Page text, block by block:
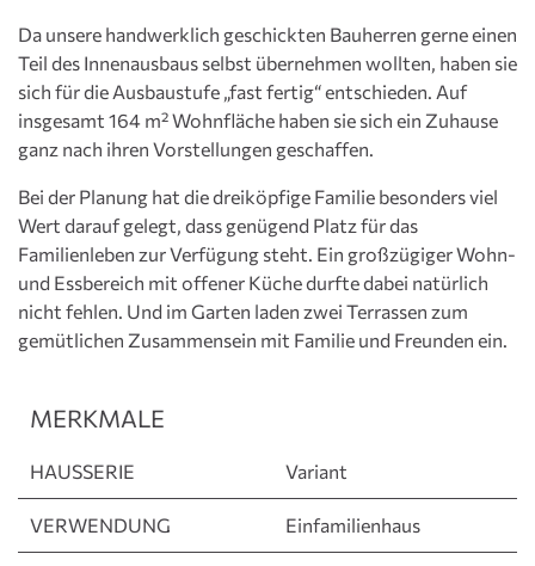
Da unsere handwerklich geschickten Bauherren gerne einen
Teil des Innenausbaus selbst übernehmen wollten, haben sie
sich für die Ausbaustufe „fast fertig“ entschieden. Auf
insgesamt 164 m² Wohnfläche haben sie sich ein Zuhause
ganz nach ihren Vorstellungen geschaffen.
Bei der Planung hat die dreiköpfige Familie besonders viel
Wert darauf gelegt, dass genügend Platz für das
Familienleben zur Verfügung steht. Ein großzügiger Wohn-
und Essbereich mit offener Küche durfte dabei natürlich
nicht fehlen. Und im Garten laden zwei Terrassen zum
gemütlichen Zusammensein mit Familie und Freunden ein.
MERKMALE
HAUSSERIE Variant
VERWENDUNG Einfamilienhaus